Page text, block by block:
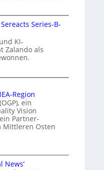
Series-B-
KI-
Zalando als
Region
ein
Vision
Partner-
Mittleren Osten
News‘